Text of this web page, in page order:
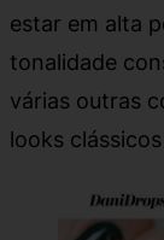
estar em alta
tonalidade
várias outras
looks